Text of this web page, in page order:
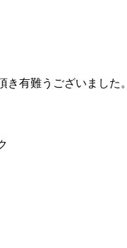
き有難うございました。